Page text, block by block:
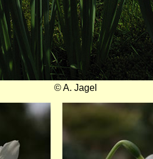
© A. Jagel
Bild